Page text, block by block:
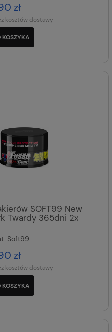
zł
kosztów dostawy
KOSZYKA
SOFT99 New
Twardy 365dni 2x
Soft99
zł
kosztów dostawy
KOSZYKA